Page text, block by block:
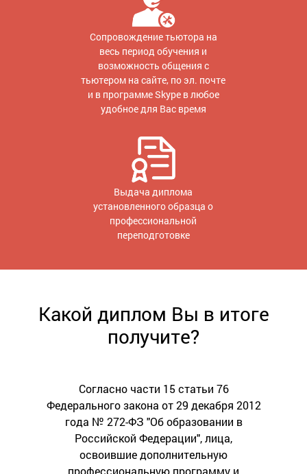
Сопровождение тьютора на
весь период обучения и
возможность общения с
тьютером на сайте, по эл. почте
и в программе Skype в любое
удобное для Вас время
Выдача диплома
установленного образца о
профессиональной
переподготовке
Какой диплом Вы в итоге
получите?
Согласно части 15 статьи 76
Федерального закона от 29 декабря 2012
года № 272-ФЗ "Об образовании в
Российской Федерации", лица,
освоившие дополнительную
профессиональную программу и